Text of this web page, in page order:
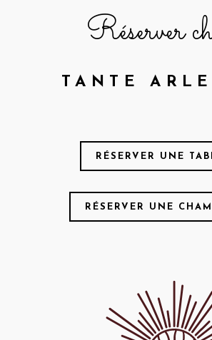
Réserver
TANTE
RÉSERVER UNE
RÉSERVER UNE